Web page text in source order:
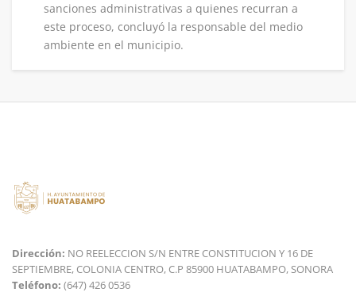
sanciones administrativas a quienes recurran a
este proceso, concluyó la responsable del medio
ambiente en el municipio.
Dirección: NO REELECCION S/N ENTRE CONSTITUCION Y 16 DE
SEPTIEMBRE, COLONIA CENTRO, C.P 85900 HUATABAMPO, SONORA
Teléfono: (647) 426 0536